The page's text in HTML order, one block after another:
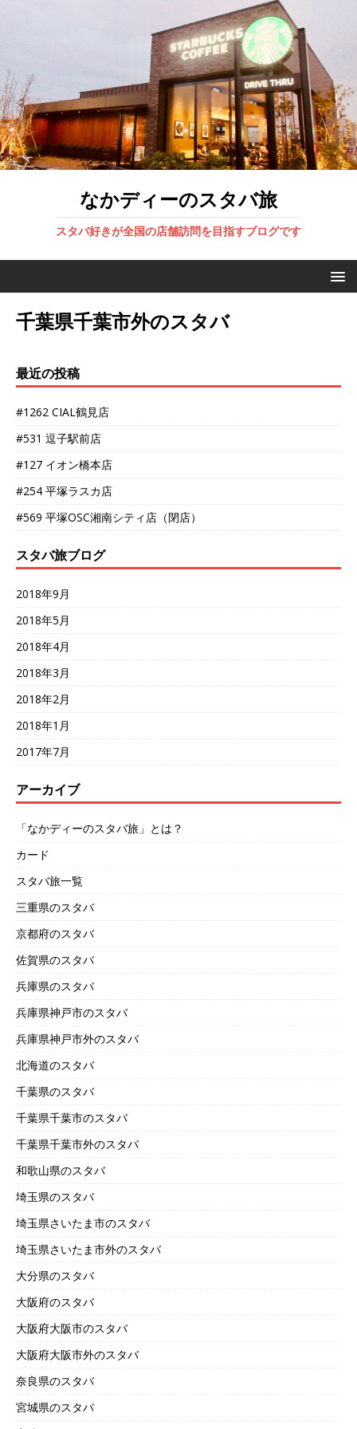
なかディーのスタバ旅
スタバ好きが全国の店舗訪問を目指すブログです
千葉県千葉市外のスタバ
最近の投稿
#1262 CIAL鶴見店
#531 逗子駅前店
#127 イオン橋本店
#254 平塚ラスカ店
#569 平塚OSC湘南シティ店（閉店）
スタバ旅ブログ
2018年9月
2018年5月
2018年4月
2018年3月
2018年2月
2018年1月
2017年7月
アーカイブ
「なかディーのスタバ旅」とは？
カード
スタバ旅一覧
三重県のスタバ
京都府のスタバ
佐賀県のスタバ
兵庫県のスタバ
兵庫県神戸市のスタバ
兵庫県神戸市外のスタバ
北海道のスタバ
千葉県のスタバ
千葉県千葉市のスタバ
千葉県千葉市外のスタバ
和歌山県のスタバ
埼玉県のスタバ
埼玉県さいたま市のスタバ
埼玉県さいたま市外のスタバ
大分県のスタバ
大阪府のスタバ
大阪府大阪市のスタバ
大阪府大阪市外のスタバ
奈良県のスタバ
宮城県のスタバ